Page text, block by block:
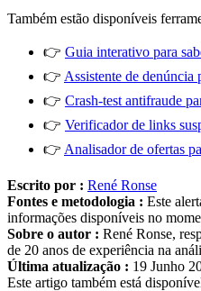
Também estão disponíveis
👉 Guia interativo para
👉 Assistente de denúncia
👉 Crash-test antifraude
👉 Verificador de links
👉 Analisador de ofertas
Escrito por : René Ronse
Fontes e metodologia : Este
informações disponíveis no
Sobre o autor : René Ronse,
de 20 anos de experiência na
Última atualização : 19 Junho
Este artigo também está